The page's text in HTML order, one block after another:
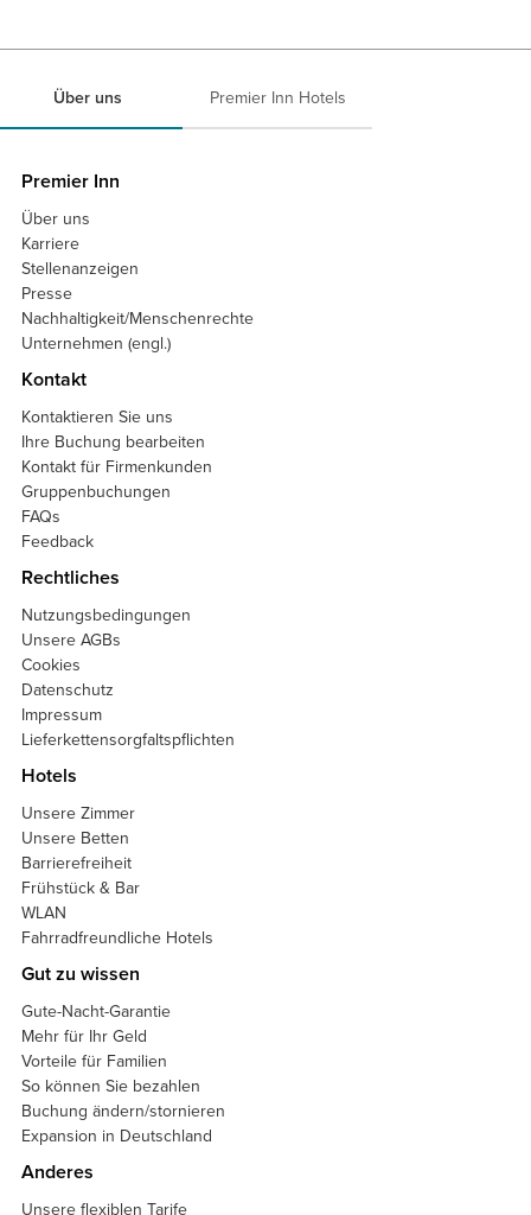
Über uns Premier Inn Hotels
Premier Inn
Über uns
Karriere
Stellenanzeigen
Presse
Nachhaltigkeit/Menschenrechte
Unternehmen (engl.)
Kontakt
Kontaktieren Sie uns
Ihre Buchung bearbeiten
Kontakt für Firmenkunden
Gruppenbuchungen
FAQs
Feedback
Rechtliches
Nutzungsbedingungen
Unsere AGBs
Cookies
Datenschutz
Impressum
Lieferkettensorgfaltspflichten
Hotels
Unsere Zimmer
Unsere Betten
Barrierefreiheit
Frühstück & Bar
WLAN
Fahrradfreundliche Hotels
Gut zu wissen
Gute-Nacht-Garantie
Mehr für Ihr Geld
Vorteile für Familien
So können Sie bezahlen
Buchung ändern/stornieren
Expansion in Deutschland
Anderes
Unsere flexiblen Tarife